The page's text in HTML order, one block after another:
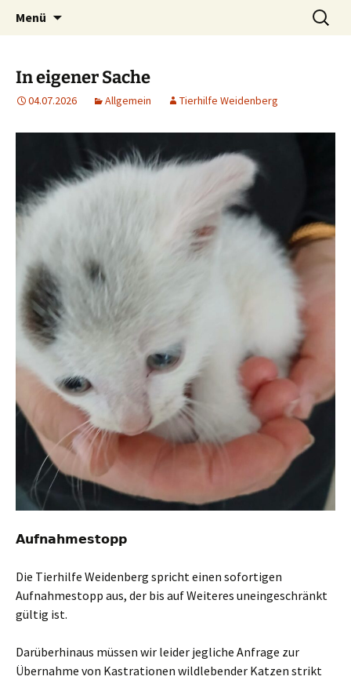
Tierhilfe
Weidenberg und Umgebung e.V.
Menü
Suchen
nach:
In eigener Sache
04.07.2026 Allgemein Tierhilfe Weidenberg
𝗔𝘂𝗳𝗻𝗮𝗵𝗺𝗲𝘀𝘁𝗼𝗽𝗽
Die Tierhilfe Weidenberg spricht einen sofortigen
Aufnahmestopp aus, der bis auf Weiteres uneingeschränkt
gültig ist.
Darüberhinaus müssen wir leider jegliche Anfrage zur
Übernahme von Kastrationen wildlebender Katzen strikt